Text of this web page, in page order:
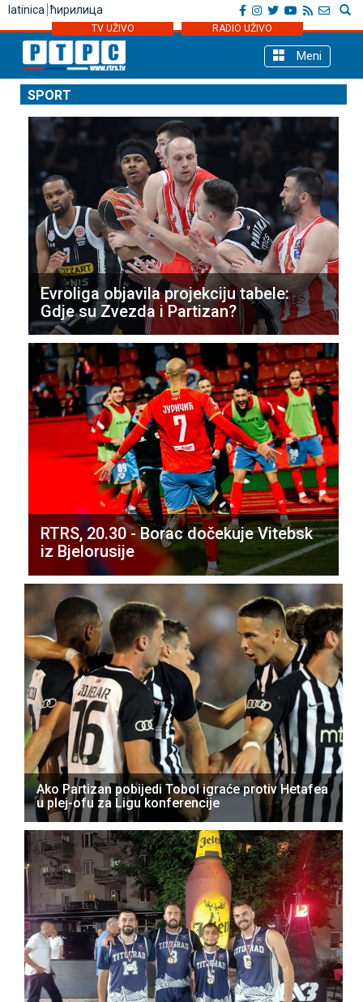
latinica ћирилица
TV UŽIVO RADIO UŽIVO
Meni
SPORT
Evroliga objavila projekciju tabele:
Gdje su Zvezda i Partizan?
RTRS, 20.30 - Borac dočekuje Vitebsk
iz Bjelorusije
Ako Partizan pobijedi Tobol igraće protiv Hetafea
u plej-ofu za Ligu konferencije